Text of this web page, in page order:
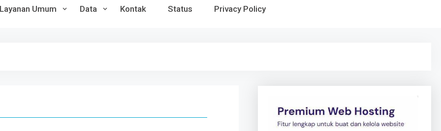
Layanan Umum Data Kontak Status Privacy Policy